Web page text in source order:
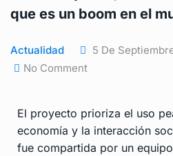
que es un boom en el
Actualidad
5 De
No Comment
El proyecto prioriza el uso
economía y la interacción
fue compartida por un